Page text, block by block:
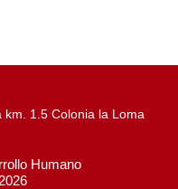
1.5 Colonia la Loma
Humano